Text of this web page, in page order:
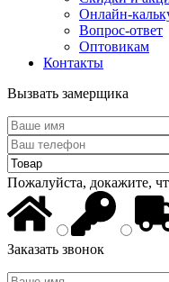
Онлайн-
Вопрос-ответ
Оптовикам
Контакты
Вызвать замерщика
Пожалуйста, докажите,
Заказать звонок